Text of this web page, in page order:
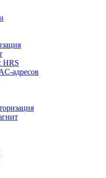
HRS
адресов